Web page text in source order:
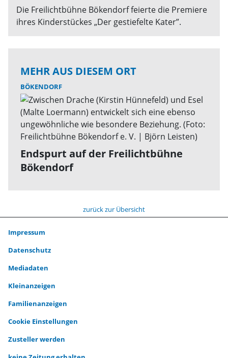
Die Freilichtbühne Bökendorf feierte die Premiere
ihres Kinderstückes „Der gestiefelte Kater”.
MEHR AUS DIESEM ORT
BÖKENDORF
Endspurt auf der Freilichtbühne
Bökendorf
zurück zur Übersicht
Impressum
Datenschutz
Mediadaten
Kleinanzeigen
Familienanzeigen
Cookie Einstellungen
Zusteller werden